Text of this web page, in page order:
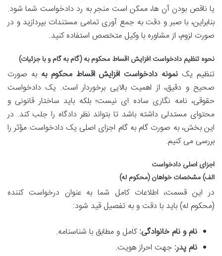
یا ناقص بودن آن ها، ممکن است منجر به رد دادخواست شما شود.
بنابراین، با صبر و دقت به جمع آوری تمامی مستندات بپردازید و در
صورت لزوم، از مشاوره با وکیل متخصص استفاده کنید.
نحوه تنظیم دادخواست افزایش اقساط محکوم به (گام به گام و با جزئیات)
تنظیم یک نمونه دادخواست افزایش اقساط محکوم به به صورت
صحیح و دقیق، از اهمیت بالایی برخوردار است. یک دادخواست
حقوقی، نامه نگاری ساده ای نیست؛ بلکه باید ساختار قانونی و
محتوای مستدلی داشته باشد تا بتواند نظر دادگاه را جلب کند. در
این بخش، به صورت گام به گام اجزای اصلی یک دادخواست مؤثر را
بررسی می کنیم.
اجزای اصلی دادخواست
الف) مشخصات خواهان (محکوم له)
در این قسمت، اطلاعات کامل شما به عنوان درخواست کننده
(محکوم له) باید با دقت و به تفصیل قید شود:
نام و نام خانوادگی:کامل و مطابق با شناسنامه.
نام پدر: جهت احراز هویت.